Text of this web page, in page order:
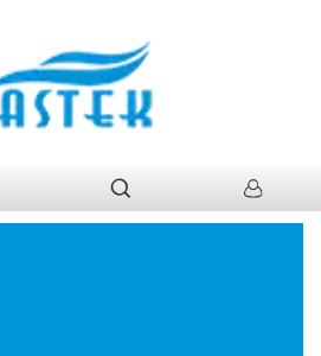
Fan-Forced Constant Temp.